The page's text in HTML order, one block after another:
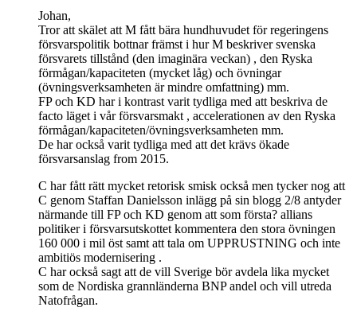
Johan,
Tror att skälet att M fått bära hundhuvudet för regeringens
försvarspolitik bottnar främst i hur M beskriver svenska
försvarets tillstånd (den imaginära veckan) , den Ryska
förmågan/kapaciteten (mycket låg) och övningar
(övningsverksamheten är mindre omfattning) mm.
FP och KD har i kontrast varit tydliga med att beskriva de
facto läget i vår försvarsmakt , accelerationen av den Ryska
förmågan/kapaciteten/övningsverksamheten mm.
De har också varit tydliga med att det krävs ökade
försvarsanslag from 2015.
C har fått rätt mycket retorisk smisk också men tycker nog att
C genom Staffan Danielsson inlägg på sin blogg 2/8 antyder
närmande till FP och KD genom att som första? allians
politiker i försvarsutskottet kommentera den stora övningen
160 000 i mil öst samt att tala om UPPRUSTNING och inte
ambitiös modernisering .
C har också sagt att de vill Sverige bör avdela lika mycket
som de Nordiska grannländerna BNP andel och vill utreda
Natofrågan.